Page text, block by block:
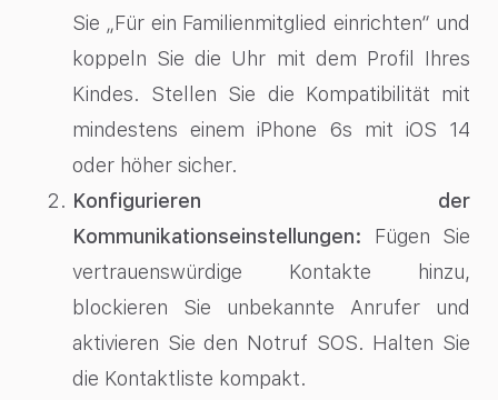
Sie „Für ein Familienmitglied einrichten“ und
koppeln Sie die Uhr mit dem Profil Ihres
Kindes. Stellen Sie die Kompatibilität mit
mindestens einem iPhone 6s mit iOS 14
oder höher sicher.
Konfigurieren der
Kommunikationseinstellungen: Fügen Sie
vertrauenswürdige Kontakte hinzu,
blockieren Sie unbekannte Anrufer und
aktivieren Sie den Notruf SOS. Halten Sie
die Kontaktliste kompakt.